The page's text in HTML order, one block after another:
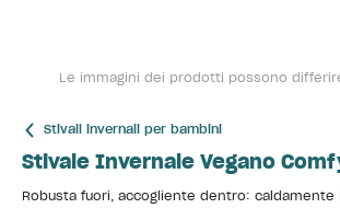
Le immagini dei prodotti possono
Stivali invernali per bambini
Stivale Invernale Vegano
Robusta fuori, accogliente dentro: caldamente